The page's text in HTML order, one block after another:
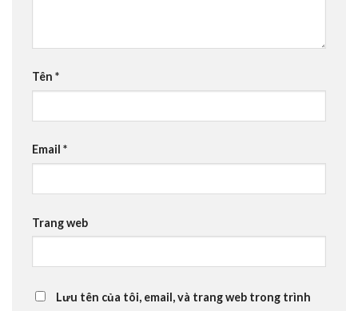
Tên *
Email *
Trang web
Lưu tên của tôi, email, và trang web trong trình